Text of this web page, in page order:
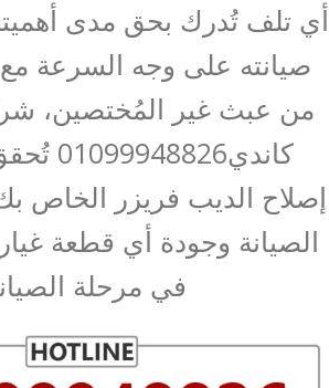
أي تلف تُدرك بحق مدى
صيانته على وجه السرعة
من عبث غير المُختصين،
إصلاح الديب فريزر الخاص
الصيانة وجودة أي قطعة غيار
في مرحلة